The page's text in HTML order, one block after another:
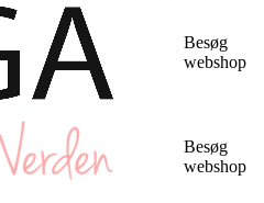
Besøg
webshop
Besøg
webshop